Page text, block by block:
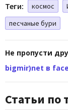
Теги: космос
песчаные бури
Не пропусти
bigmir)net в
Статьи по